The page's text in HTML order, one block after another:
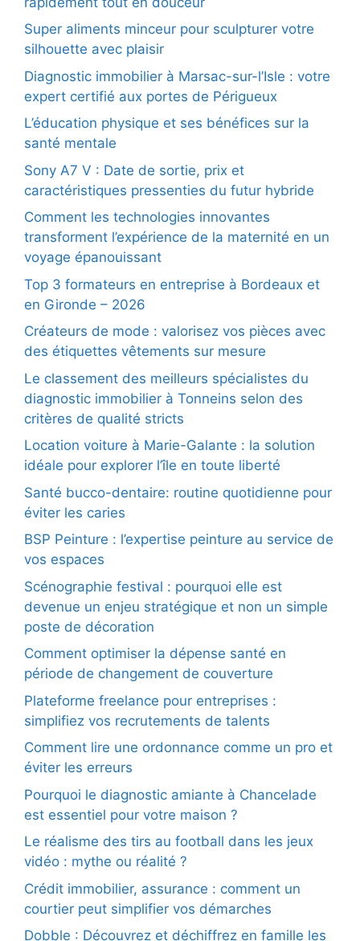
Super aliments minceur pour sculpturer votre
silhouette avec plaisir
Diagnostic immobilier à Marsac-sur-l’Isle : votre
expert certifié aux portes de Périgueux
L’éducation physique et ses bénéfices sur la
santé mentale
Sony A7 V : Date de sortie, prix et
caractéristiques pressenties du futur hybride
Comment les technologies innovantes
transforment l’expérience de la maternité en un
voyage épanouissant
Top 3 formateurs en entreprise à Bordeaux et
en Gironde – 2026
Créateurs de mode : valorisez vos pièces avec
des étiquettes vêtements sur mesure
Le classement des meilleurs spécialistes du
diagnostic immobilier à Tonneins selon des
critères de qualité stricts
Location voiture à Marie-Galante : la solution
idéale pour explorer l’île en toute liberté
Santé bucco-dentaire: routine quotidienne pour
éviter les caries
BSP Peinture : l’expertise peinture au service de
vos espaces
Scénographie festival : pourquoi elle est
devenue un enjeu stratégique et non un simple
poste de décoration
Comment optimiser la dépense santé en
période de changement de couverture
Plateforme freelance pour entreprises :
simplifiez vos recrutements de talents
Comment lire une ordonnance comme un pro et
éviter les erreurs
Pourquoi le diagnostic amiante à Chancelade
est essentiel pour votre maison ?
Le réalisme des tirs au football dans les jeux
vidéo : mythe ou réalité ?
Crédit immobilier, assurance : comment un
courtier peut simplifier vos démarches
Dobble : Découvrez et déchiffrez en famille les